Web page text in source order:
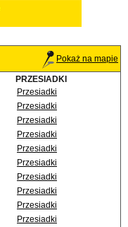
Pokaż na mapie
PRZESIADKI
Przesiadki
Przesiadki
Przesiadki
Przesiadki
Przesiadki
Przesiadki
Przesiadki
Przesiadki
Przesiadki
Przesiadki